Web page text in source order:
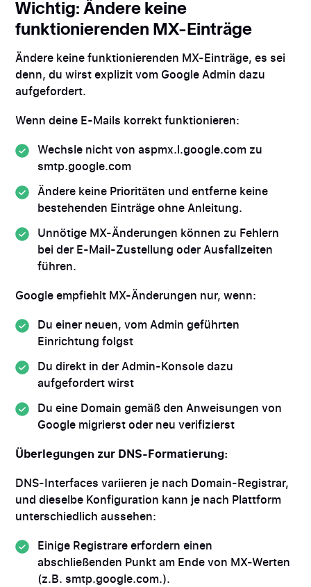
Wichtig: Ändere keine
funktionierenden MX-Einträge
Ändere keine funktionierenden MX-Einträge, es sei
denn, du wirst explizit vom Google Admin dazu
aufgefordert.
Wenn deine E-Mails korrekt funktionieren:
Wechsle nicht von aspmx.l.google.com zu
smtp.google.com
Ändere keine Prioritäten und entferne keine
bestehenden Einträge ohne Anleitung.
Unnötige MX-Änderungen können zu Fehlern
bei der E-Mail-Zustellung oder Ausfallzeiten
führen.
Google empfiehlt MX-Änderungen nur, wenn:
Du einer neuen, vom Admin geführten
Einrichtung folgst
Du direkt in der Admin-Konsole dazu
aufgefordert wirst
Du eine Domain gemäß den Anweisungen von
Google migrierst oder neu verifizierst
Überlegungen zur DNS-Formatierung:
DNS-Interfaces variieren je nach Domain-Registrar,
und dieselbe Konfiguration kann je nach Plattform
unterschiedlich aussehen:
Einige Registrare erfordern einen
abschließenden Punkt am Ende von MX-Werten
(z.B. smtp.google.com.).